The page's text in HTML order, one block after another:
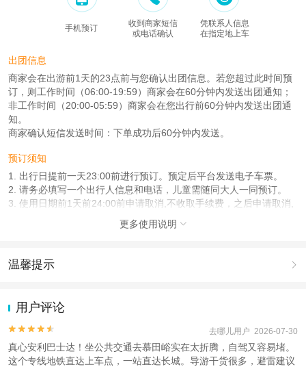
手机预订
收到商家短信
或电话确认
凭联系人信息
在指定地上车
出团信息
商家会在出游前1天的23点前与您确认出团信息。若您超过此时间预
订，则工作时间（06:00-19:59）商家会在60分钟内发送出团通知；
非工作时间（20:00-05:59）商家会在您出行前60分钟内发送出团通
知。
商家确认短信发送时间：下单成功后60分钟内发送。
预订须知
1. 出行日提前一天23:00前进行预订。预定后平台发送电子车票。
2. 请务必填写一个出行人信息和电话，儿童需随同大人一同预订。
3. 使用日期前1天前24:00前申请取消,不收取手续费，之后申请取消,
出行当日，请按预定班次前往北京地铁五号线和平西桥B口接待站，
使用手机扫码上车。
人群说明
宝宝3岁（含）以下免费，儿童4-10岁（含）半价，需与成人一同预
订
使用方法
更多使用说明 
温馨提示 
动（如跳伞、潜水、滑雪等）前，请务必仔细阅读
2.为普及旅游安全知识及旅游文明公约，使您的旅程顺利圆满完成，
特制定《去哪儿网旅游安全手册》 ，请您认真阅读并切实遵守。
用户评论

 去哪儿用户 2026-07-30
真心安利巴士达！坐公共交通去慕田峪实在太折腾，自驾又容易堵。
这个专线地铁直达上车点，一站直达长城。导游干货很多，避雷建议